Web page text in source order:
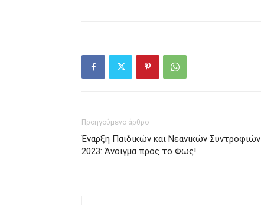
Προηγούμενο άρθρο
Έναρξη Παιδικών και Νεανικών Συντροφιών
2023: Άνοιγμα προς το Φως!